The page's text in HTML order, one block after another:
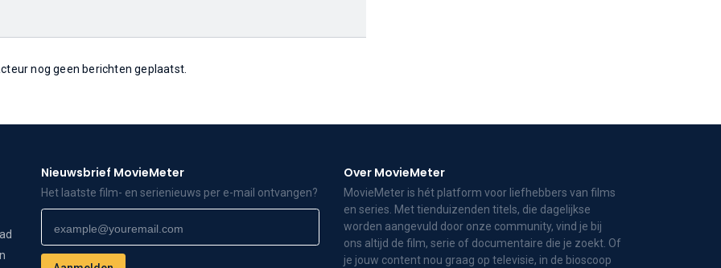
nog geen berichten geplaatst.
Nieuwsbrief MovieMeter
Het laatste film- en serienieuws per e-mail ontvangen?
Over MovieMeter
MovieMeter is hét platform voor liefhebbers van films
en series. Met tienduizenden titels, die dagelijkse
worden aangevuld door onze community, vind je bij
ons altijd de film, serie of documentaire die je zoekt. Of
je jouw content nou graag op televisie, in de bioscoop